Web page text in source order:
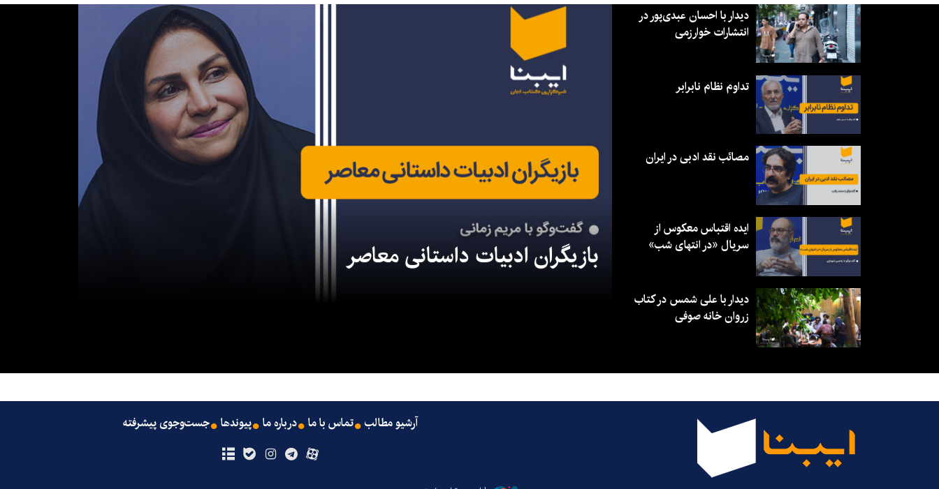
بازیگران ادبیات داستانی معاصر
دیدار با احسان عبدی‌پور در
انتشارات خوارزمی
تداوم نظام نابرابر
مصائب نقد ادبی در ایران
ایده اقتباس معکوس از
سریال «در انتهای شب»
دیدار با علی شمس در کتاب
زروان خانه صوفی
آرشیو مطالب تماس با ما درباره ما پیوندها جست‌وجوی پیشرفته